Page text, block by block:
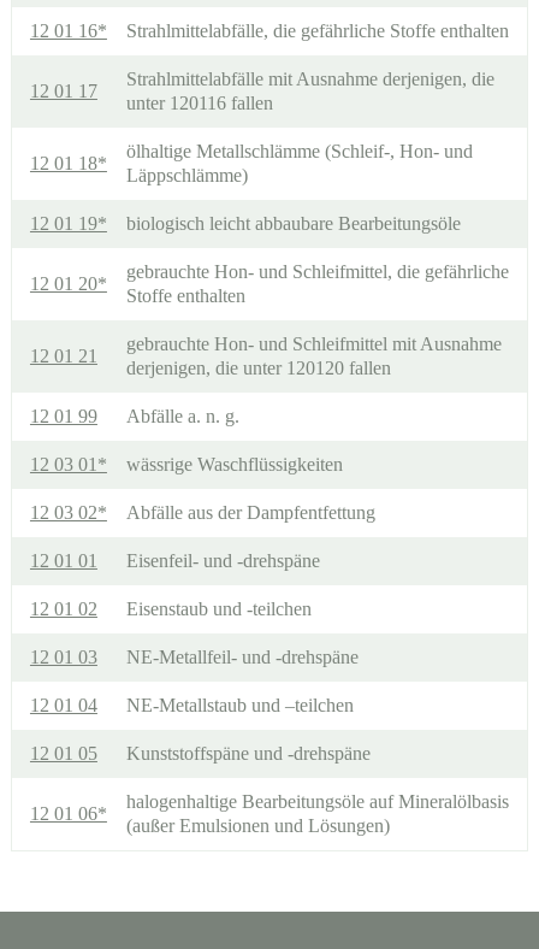
12 01 16* Strahlmittelabfälle, die gefährliche Stoffe enthalten
12 01 17
Strahlmittelabfälle mit Ausnahme derjenigen, die
unter 120116 fallen
12 01 18*
ölhaltige Metallschlämme (Schleif-, Hon- und
Läppschlämme)
12 01 19* biologisch leicht abbaubare Bearbeitungsöle
12 01 20*
gebrauchte Hon- und Schleifmittel, die gefährliche
Stoffe enthalten
12 01 21
gebrauchte Hon- und Schleifmittel mit Ausnahme
derjenigen, die unter 120120 fallen
12 01 99 Abfälle a. n. g.
12 03 01* wässrige Waschflüssigkeiten
12 03 02* Abfälle aus der Dampfentfettung
12 01 01 Eisenfeil- und -drehspäne
12 01 02 Eisenstaub und -teilchen
12 01 03 NE-Metallfeil- und -drehspäne
12 01 04 NE-Metallstaub und –teilchen
12 01 05 Kunststoffspäne und -drehspäne
12 01 06*
halogenhaltige Bearbeitungsöle auf Mineralölbasis
(außer Emulsionen und Lösungen)